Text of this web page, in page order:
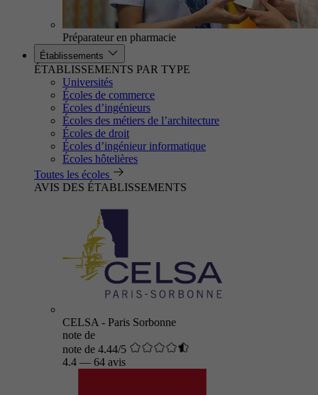
Préparateur en pharmacie
Établissements
ÉTABLISSEMENTS PAR TYPE
Universités
Écoles de commerce
Écoles d’ingénieurs
Écoles des métiers de l’architecture
Écoles de droit
Écoles d’ingénieur informatique
Écoles hôtelières
Toutes les écoles
AVIS DES ÉTABLISSEMENTS
CELSA - Paris Sorbonne
note de
note de 4.44/5
4.4 — 64 avis